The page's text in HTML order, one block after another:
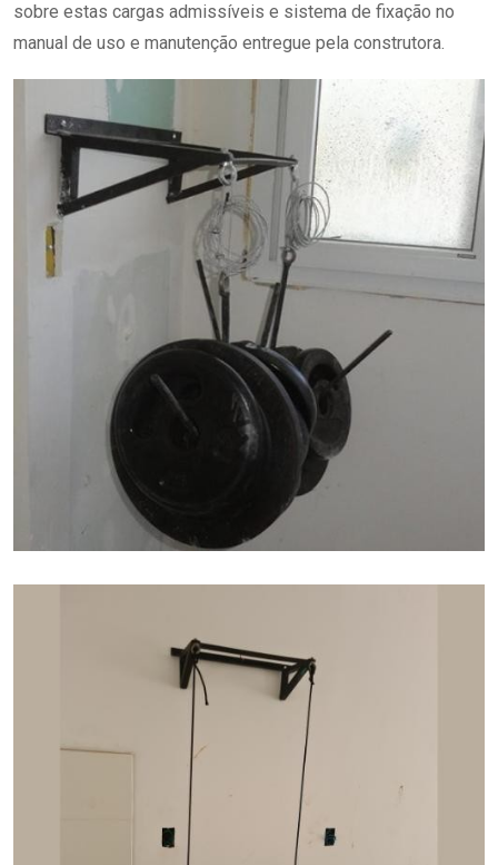
sobre estas cargas admissíveis e sistema de fixação no
manual de uso e manutenção entregue pela construtora.